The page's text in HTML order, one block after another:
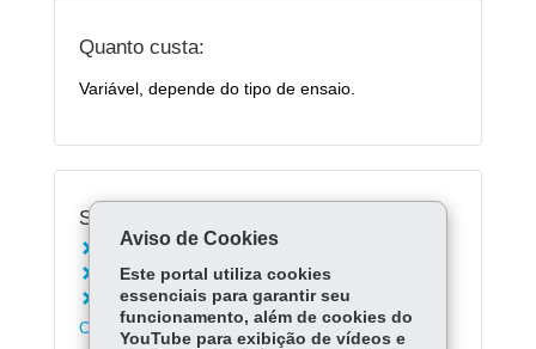
Quanto custa:
Variável, depende do tipo de ensaio.
Serviços Relacionados:
Solicitar análise microscópica ao Tecpar
Solicitar avaliação técnica do Tecpar
Certificação
Aviso de Cookies
Este portal utiliza cookies
essenciais para garantir seu
funcionamento, além de cookies do
YouTube para exibição de vídeos e